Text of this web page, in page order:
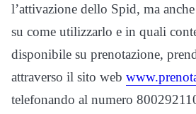
l’attivazione dello Spid, ma
su come utilizzarlo e in quali
disponibile su prenotazione,
attraverso il sito web
telefonando al numero